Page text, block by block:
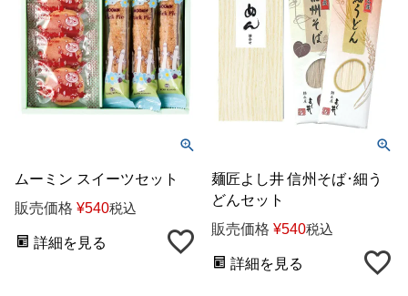
ムーミン スイーツセット
販売価格 ¥540税込
詳細を見る
麺匠よし井 信州そば･細う
どんセット
販売価格 ¥540税込
詳細を見る